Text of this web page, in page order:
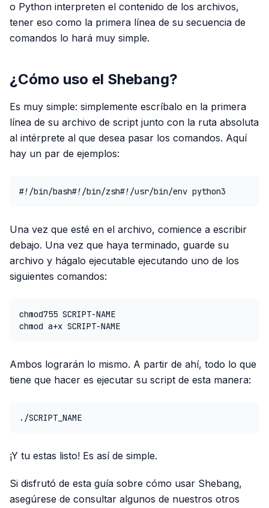
o Python interpreten el contenido de los archivos,
tener eso como la primera línea de su secuencia de
comandos lo hará muy simple.
¿Cómo uso el Shebang?
Es muy simple: simplemente escríbalo en la primera
línea de su archivo de script junto con la ruta absoluta
al intérprete al que desea pasar los comandos. Aquí
hay un par de ejemplos:
#!/bin/bash#!/bin/zsh#!/usr/bin/env python3
Una vez que esté en el archivo, comience a escribir
debajo. Una vez que haya terminado, guarde su
archivo y hágalo ejecutable ejecutando uno de los
siguientes comandos:
chmod755 SCRIPT-NAME
chmod a+x SCRIPT-NAME
Ambos lograrán lo mismo. A partir de ahí, todo lo que
tiene que hacer es ejecutar su script de esta manera:
./SCRIPT_NAME
¡Y tu estas listo! Es así de simple.
Si disfrutó de esta guía sobre cómo usar Shebang,
asegúrese de consultar algunos de nuestros otros